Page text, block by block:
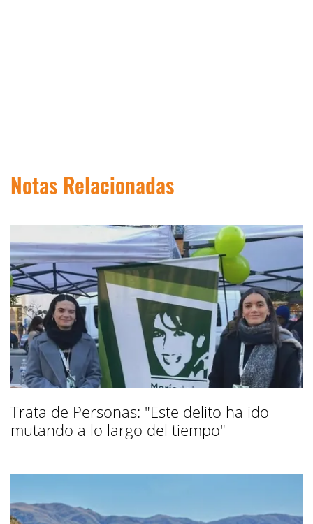
Notas Relacionadas
Trata de Personas: "Este delito ha ido
mutando a lo largo del tiempo"